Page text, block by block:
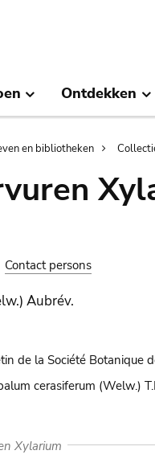
Ontdekken
en bibliotheken
Contact persons
Aubrév.
de la Société Botanique
cerasiferum (Welw.)
Xylarium